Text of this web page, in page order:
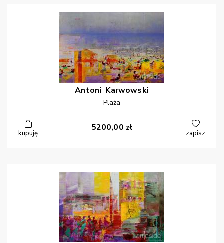
Antoni Karwowski
Plaża
kupuję
5200,00 zł
zapisz